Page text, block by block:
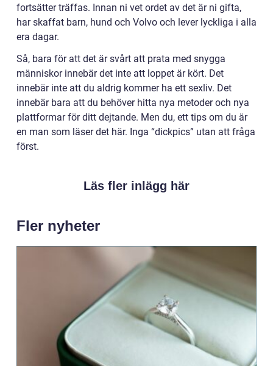
fortsätter träffas. Innan ni vet ordet av det är ni gifta,
har skaffat barn, hund och Volvo och lever lyckliga i alla
era dagar.
Så, bara för att det är svårt att prata med snygga
människor innebär det inte att loppet är kört. Det
innebär inte att du aldrig kommer ha ett sexliv. Det
innebär bara att du behöver hitta nya metoder och nya
plattformar för ditt dejtande. Men du, ett tips om du är
en man som läser det här. Inga “dickpics” utan att fråga
först.
Läs fler inlägg här
Fler nyheter